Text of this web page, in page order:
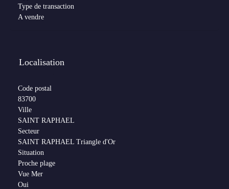
Type de transaction
A vendre
Localisation
Code postal
83700
Ville
SAINT RAPHAEL
Secteur
SAINT RAPHAEL Triangle d'Or
Situation
Proche plage
Vue Mer
Oui